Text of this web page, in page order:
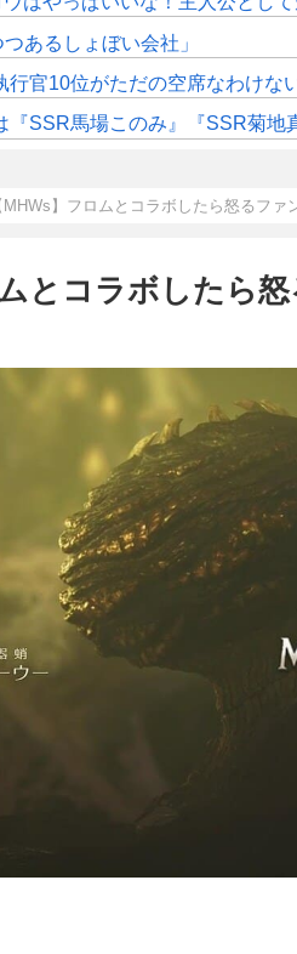
あるしょぼい会社」
官10位がただの空席なわけな
『SSR馬場このみ』『SSR菊
MHWs】フロムとコラボしたら怒るファ
ムとコラボしたら